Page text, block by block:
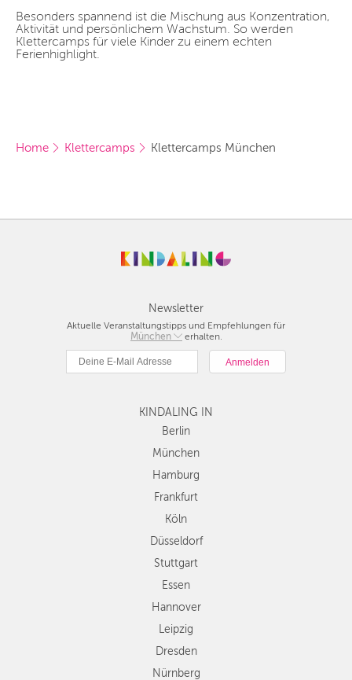
Besonders spannend ist die Mischung aus Konzentration,
Aktivität und persönlichem Wachstum. So werden
Klettercamps für viele Kinder zu einem echten
Ferienhighlight.
Home Klettercamps Klettercamps München
Newsletter
Aktuelle Veranstaltungstipps und Empfehlungen für
München
Berlin
Hamburg
Köln
Düsseldorf
Stuttgart
Nürnberg
Andere
Regionen
erhalten.
KINDALING IN
Berlin
München
Hamburg
Frankfurt
Köln
Düsseldorf
Stuttgart
Essen
Hannover
Leipzig
Dresden
Nürnberg